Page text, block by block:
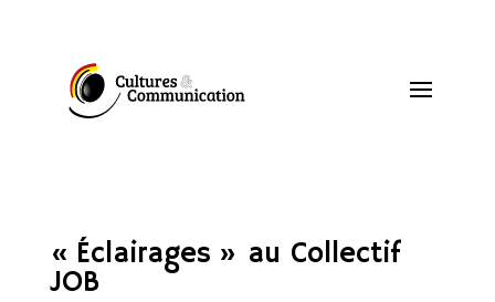
« Éclairages » au Collectif
JOB